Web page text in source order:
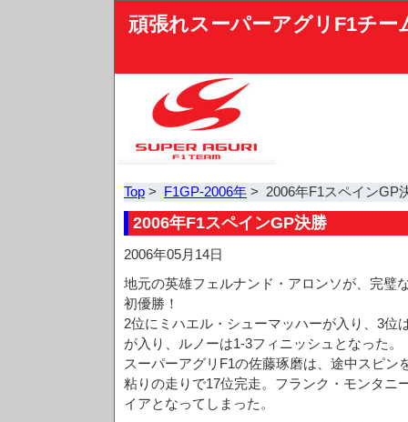
頑張れスーパーアグリF1チー
Top > F1GP-2006年 > 2006年F1スペインGP
2006年F1スペインGP決勝
2006年05月14日
地元の英雄フェルナンド・アロンソが、完璧
初優勝！
2位にミハエル・シューマッハーが入り、3位
が入り、ルノーは1-3フィニッシュとなった。
スーパーアグリF1の佐藤琢磨は、途中スピン
粘りの走りで17位完走。フランク・モンタニ
イアとなってしまった。